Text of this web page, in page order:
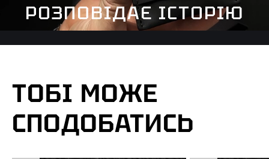
РОЗПОВІДАЄ ІСТОРІЮ
ТОБІ МОЖЕ
СПОДОБАТИСЬ